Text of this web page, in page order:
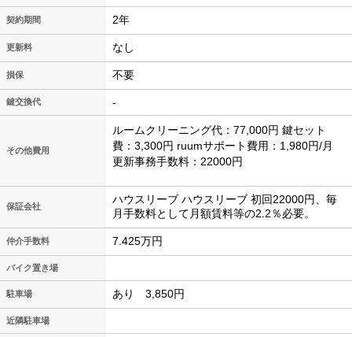
契約期間 2年
更新料 なし
損保 不要
鍵交換代 -
その他費用
ルームクリーニング代：77,000円 鍵セット
費：3,300円 ruumサポート費用：1,980円/月
更新事務手数料：22000円
保証会社
ハウスリーブ ハウスリーブ 初回22000円、毎
月手数料として月額賃料等の2.2％必要。
仲介手数料 7.425万円
バイク置き場
駐車場 あり 3,850円
近隣駐車場